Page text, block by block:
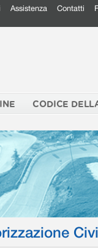
Assistenza Contatti
CODICE